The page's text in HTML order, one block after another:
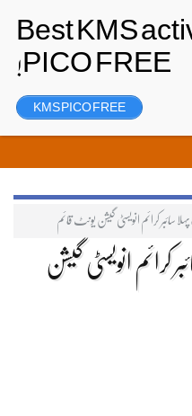
رجسٹر
سائبر کرائم انویسٹی گیشن یونٹ قائم
کرائم انویسٹی گیشن
KMS PICO FREE